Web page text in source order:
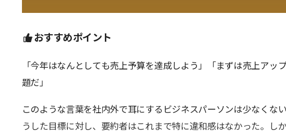
おすすめポイント
「今年はなんとしても売上予算を達成しよう」「まずは売上アッ
題だ」
このような言葉を社内外で耳にするビジネスパーソンは少なくな
うした目標に対し、要約者はこれまで特に違和感はなかった。し